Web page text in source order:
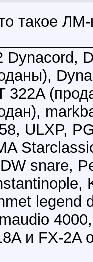
такое
Dynacord,
322A
ULXP,
snare,
legend
и FX-2A